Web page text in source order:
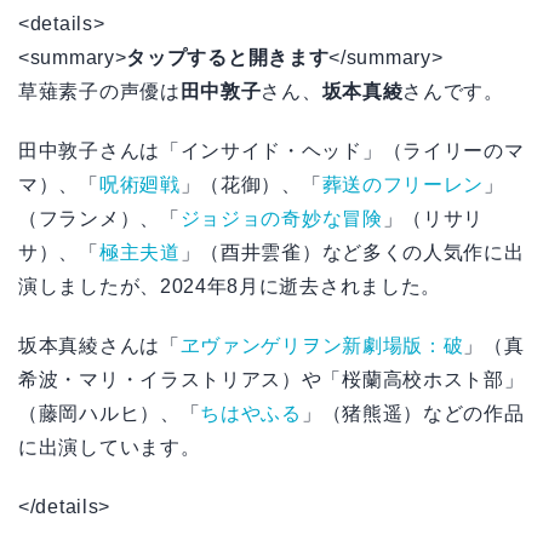
<details>
<summary>タップすると開きます</summary>
草薙素子の声優は 田中敦子さん、 坂本真綾さんです。
田中敦子さんは「インサイド・ヘッド」（ライリーのマ
マ）、「 呪術廻戦 」（花御）、「 葬送のフリーレン 」
（フランメ）、「 ジョジョの奇妙な冒険 」（リサリ
サ）、「 極主夫道 」（酉井雲雀）など多くの人気作に出
演しましたが、2024年8月に逝去されました。
坂本真綾さんは「 ヱヴァンゲリヲン新劇場版：破 」（真
希波・マリ・イラストリアス）や「桜蘭高校ホスト部」
（藤岡ハルヒ）、「 ちはやふる 」（猪熊遥）などの作品
に出演しています。
</details>